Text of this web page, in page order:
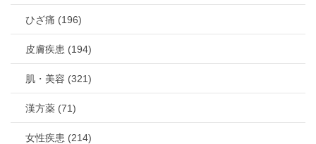
ひざ痛 (196)
皮膚疾患 (194)
肌・美容 (321)
漢方薬 (71)
女性疾患 (214)